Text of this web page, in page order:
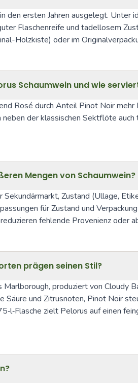
den ersten Jahren ausgelegt.
Flaschenreife und tadellosem
Holzkiste) oder im
Schaumwein und wie
Rosé durch Anteil Pinot Noir
der klassischen Sektflöte
Mengen von Schaumwein?
Zustand (Ullage,
für Zustand und
fehlende Provenienz oder
prägen seinen Stil?
produziert von Cloudy
Säure und Zitrusnoten, Pinot Noir
zielt Pelorus auf einen